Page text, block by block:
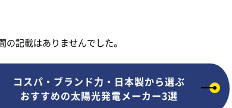
記載はありませんでした。
コスパ・ブランド力・ 日本製から選ぶ
おすすめの太陽光発電メーカー3選